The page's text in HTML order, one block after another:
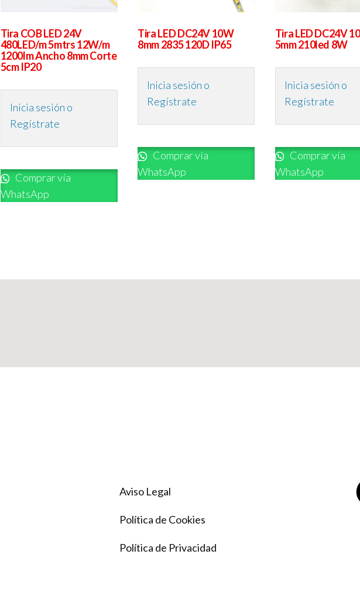
Tira COB LED 24V
480LED/m 5mtrs 12W/m
1200lm Ancho 8mm Corte
5cm IP20
Inicia sesión o
Regístrate
Comprar vía
WhatsApp
Tira LED DC24V 10W
8mm 2835 120D IP65
Inicia sesión o
Regístrate
Comprar vía
WhatsApp
Tira LED DC24V
5mm 210led 8W
Inicia sesión o
Regístrate
Comprar vía
WhatsApp
Aviso Legal
Política de Cookies
Política de Privacidad